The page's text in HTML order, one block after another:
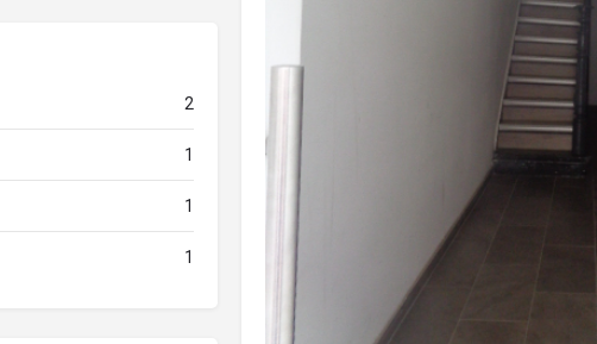
2
1
1
1